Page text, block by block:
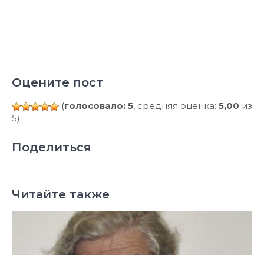
Оцените пост
(голосовало: 5, средняя оценка: 5,00 из
5)
Поделиться
Читайте также